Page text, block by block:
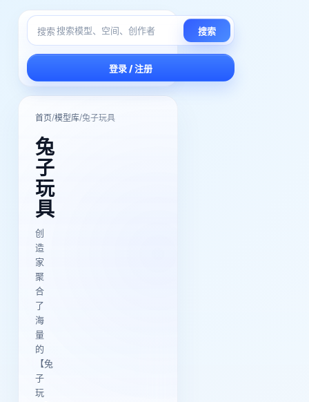
搜索 搜索
登录 / 注册
首页/模型库/兔子玩具
兔
子
玩
具
创
造
家
聚
合
了
海
量
的
【兔
子
玩